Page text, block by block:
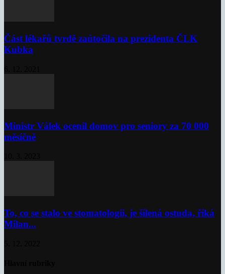
Část lékařů tvrdě zaútočila na prezidenta ČLK
Kubka
Ministr Válek ocenil domov pro seniory za 70 000
měsíčně
To, co se stalo ve stomatologii, je šílená ostuda, říká
Milan...